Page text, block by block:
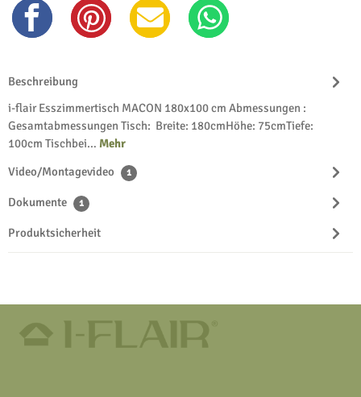
Beschreibung
i-flair Esszimmertisch MACON 180x100 cm Abmessungen :
Gesamtabmessungen Tisch: Breite: 180cmHöhe: 75cmTiefe:
100cm Tischbei… Mehr
Video/Montagevideo
1
Dokumente 1
Produktsicherheit